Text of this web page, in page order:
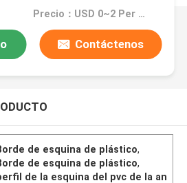
de RoHS
Precio：USD 0~2 Per Meter
Contáctenos
de esquina de plástico,
de esquina de plástico,
de la esquina del pvc de la an